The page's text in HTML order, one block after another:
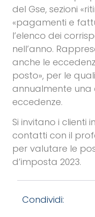
del Gse, sezioni
«pagamenti e
l’elenco dei
nell’anno.
anche le
posto», per le
annualmente una
eccedenze.
Si invitano i clienti
contatti con il
per valutare le
d’imposta 2023.
Condividi: